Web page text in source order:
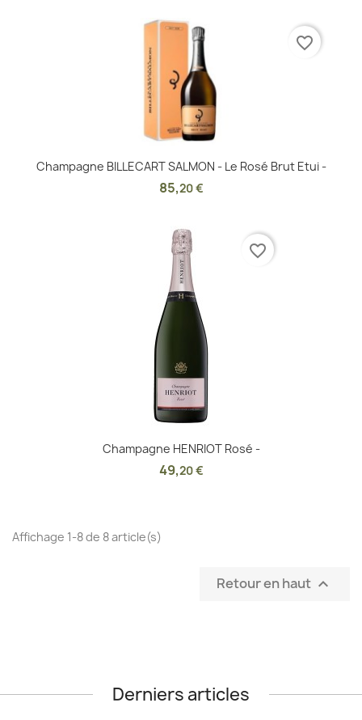
Champagne BILLECART SALMON - Le Rosé Brut Etui -
85,20 €
favorite_border
Champagne HENRIOT Rosé -
49,20 €
favorite_border
Affichage 1-8 de 8 article(s)
Retour en haut 
Derniers articles